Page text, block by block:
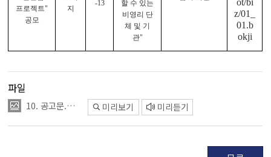
프로젝트"
공모
지
-13
할 수 있는
비영리 단
체 및 기
관"
z/01_
01.b
okji
파일
10. 공고문.png 미리보기 미리듣기